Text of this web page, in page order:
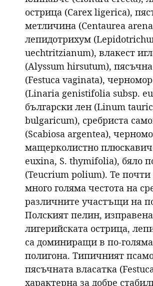
острица (Carex ligerica),
метличина (Centaurea
лепидотрихум
uechtritzianum), влакест
(Alyssum hirsutum),
(Festuca vaginata),
(Linaria genistifolia subsp.
български лен (Linum
bulgaricum), сребриста
(Scabiosa argentea),
мащерколистно
euxina, S. thymifolia), бяло
(Teucrium polium). Те почти
много голяма честота на
различните участъщи на
Полският пелин,
лигерийската острица,
са доминиращи в по-
полигона. Типичният
пясъчната власатка
характерна за добре